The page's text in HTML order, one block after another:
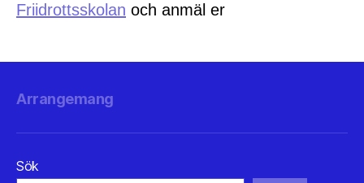
Friidrottsskolan och anmäl er
Arrangemang
Sök